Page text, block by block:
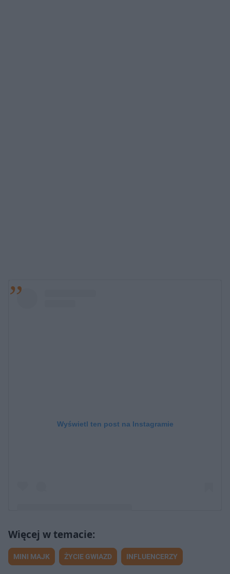
Wyświetl ten post na Instagramie
Post udostępniony przez Mateusz Krzyżanowski
(@_minimajk)
MINI MAJK ŻYCIE GWIAZD INFLUENCERZY